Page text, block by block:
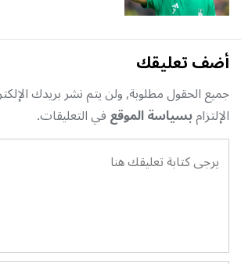
أضف تعليقك
جميع الحقول مطلوبة, ولن يتم نشر بريدك
الإلتزامبسياسة الموقعفي التعليقات.